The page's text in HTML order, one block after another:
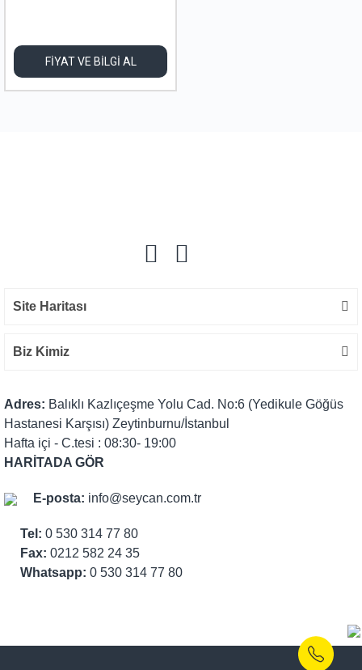
FİYAT VE BİLGİ AL
Site Haritası
Biz Kimiz
Adres: Balıklı Kazlıçeşme Yolu Cad. No:6 (Yedikule Göğüs
Hastanesi Karşısı) Zeytinburnu/İstanbul
Hafta içi - C.tesi : 08:30- 19:00
HARİTADA GÖR
E-posta: info@seycan.com.tr
Tel: 0 530 314 77 80
Fax: 0212 582 24 35
Whatsapp: 0 530 314 77 80